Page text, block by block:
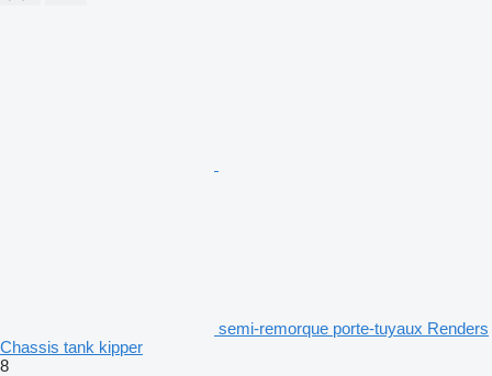
semi-remorque porte-tuyaux Renders
Chassis tank kipper
8